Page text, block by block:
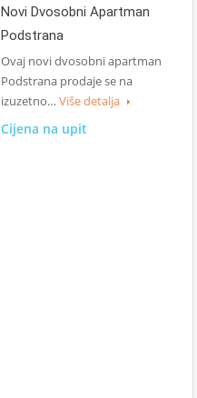
Novi Dvosobni Apartman
Podstrana
Ovaj novi dvosobni apartman
Podstrana prodaje se na
izuzetno… Više detalja
Cijena na upit